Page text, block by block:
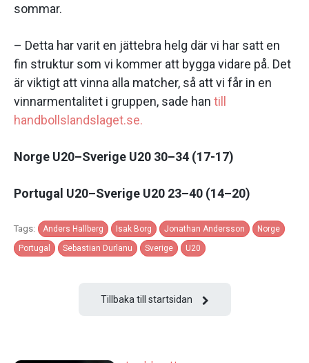
sommar.
– Detta har varit en jättebra helg där vi har satt en
fin struktur som vi kommer att bygga vidare på. Det
är viktigt att vinna alla matcher, så att vi får in en
vinnarmentalitet i gruppen, sade han till
handbollslandslaget.se.
Norge U20–Sverige U20 30–34 (17-17)
Portugal U20–Sverige U20 23–40 (14–20)
Tags: Anders Hallberg Isak Borg Jonathan Andersson
Norge
Portugal
Sebastian Durlanu Sverige U20
Tillbaka till startsidan